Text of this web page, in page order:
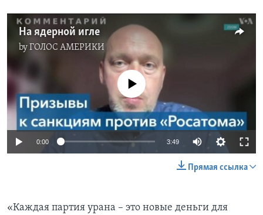
На ядерной игле
byГОЛОС АМЕРИКИ
No media source currently available
0:00 3:49
Прямая ссылка
«Каждая партия урана – это новые деньги для